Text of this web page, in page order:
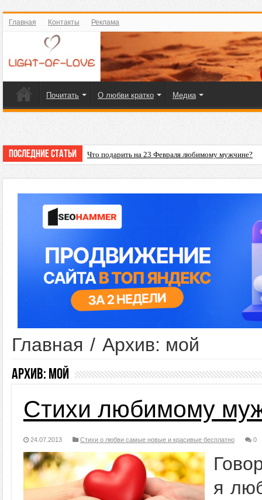
Главная Контакты Реклама
Почитать О любви кратко Медиа
Последние статьи Что подарить на 23 Февраля любимому мужчине?
Главная / Архив: мой
Архив: мой
Стихи любимому
24.07.2013 Стихи о любви самые новые и красивые бесплатно 0
я